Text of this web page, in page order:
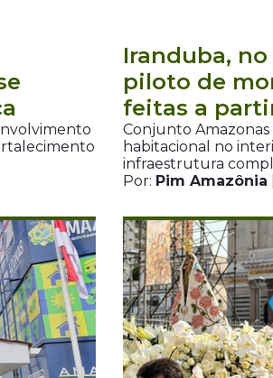
Iranduba,
piloto de
feitas a
Conjunto
habitacional no
infraestrutura
Por: Pim Amazônia